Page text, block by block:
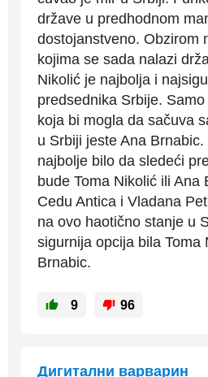
države u predhodnom
dostojanstveno. Obzirom
kojima se sada nalazi
Nikolić je najbolja i
predsednika Srbije.
koja bi mogla da sačuva
u Srbiji jeste Ana Brnabic.
najbolje bilo da sledeći
bude Toma Nikolić ili Ana
Cedu Antica i Vladana
na ovo haotično stanje u
sigurnija opcija bila Toma
Brnabic.
9 96
Дигитални варварин